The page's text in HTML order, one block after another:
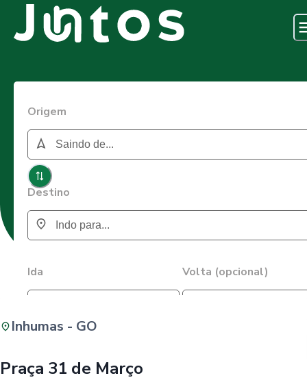
Origem
Destino
Ida Volta (opcional)
Inhumas - GO
Praça 31 de Março